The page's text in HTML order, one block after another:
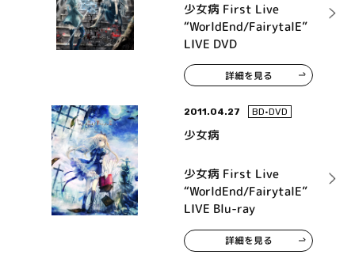
少女病 First Live
“WorldEnd/FairytalE”
LIVE DVD
詳細を見る
2011.04.27 BD•DVD
少女病
少女病 First Live
“WorldEnd/FairytalE”
LIVE Blu-ray
詳細を見る